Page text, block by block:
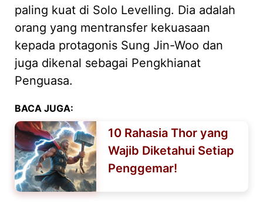
paling kuat di Solo Levelling. Dia adalah
orang yang mentransfer kekuasaan
kepada protagonis Sung Jin-Woo dan
juga dikenal sebagai Pengkhianat
Penguasa.
BACA JUGA:
10 Rahasia Thor yang
Wajib Diketahui Setiap
Penggemar!